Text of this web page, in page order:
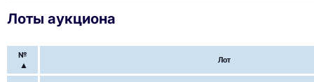
Лоты аукциона
№
▲
Лот